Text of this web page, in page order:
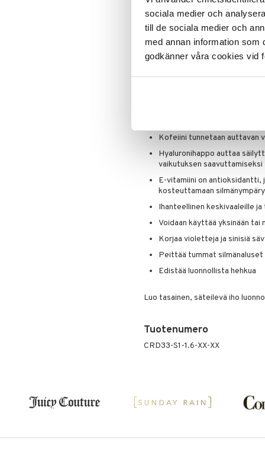
sociala medier och
till de sociala medier och
med annan information som
godkänner våra cookies vid
samalla kun se auttaa
Rodialin myydyimmän Banana
sama silkkinen, mattapintainen
syvempiä ihonsävyjä. Tämä
harmaita sävyjä pehmeämmällä
Rodial Peach Lowlighteria
peitevoiteen tai meikkipohjan
Kofeiini tunnetaan auttavan
Hyaluronihappo auttaa
vaikutuksen saavuttamiseksi
E-vitamiini on antioksidantti,
kosteuttamaan
Ihanteellinen keskivaaleille
Voidaan käyttää yksinään tai
Korjaa violetteja ja sinisiä
Peittää tummat silmänaluset
Edistää luonnollista hehkua
Luo tasainen, säteilevä iho
Tuotenumero
CRD33-S1-1.6-XX-XX